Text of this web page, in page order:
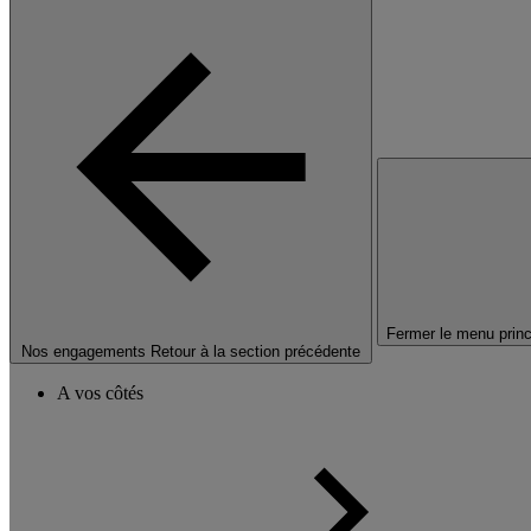
Nos engagements Retour à la section précédente
Fermer le menu
A vos côtés